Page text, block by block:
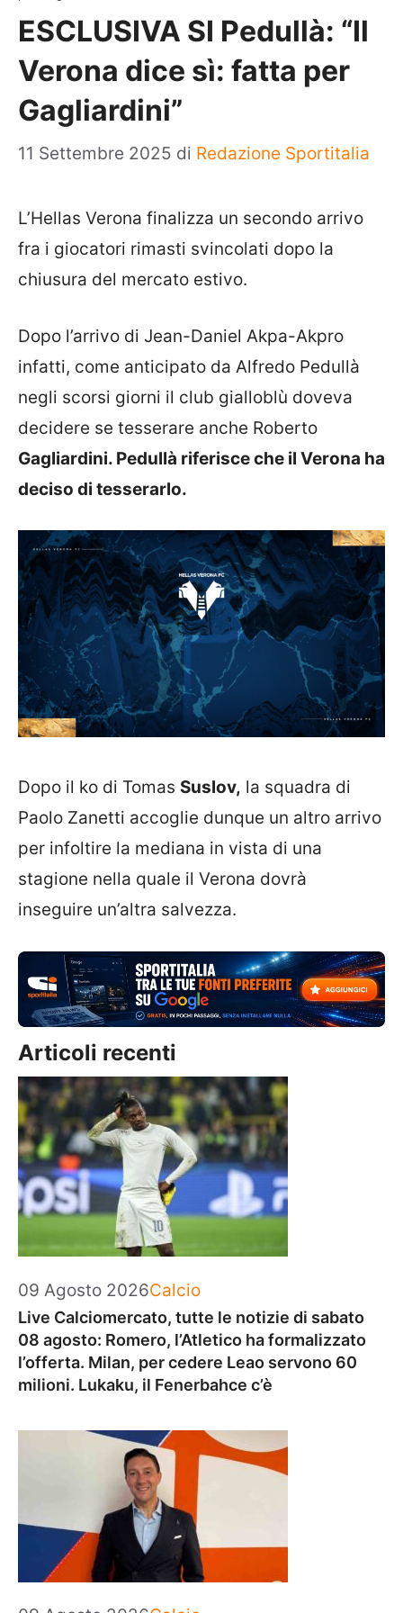
ESCLUSIVA SI Pedullà: “Il
Verona dice sì: fatta per
Gagliardini”
11 Settembre 2025 di Redazione Sportitalia
L’Hellas Verona finalizza un secondo arrivo
fra i giocatori rimasti svincolati dopo la
chiusura del mercato estivo.
Dopo l’arrivo di Jean-Daniel Akpa-Akpro
infatti, come anticipato da Alfredo Pedullà
negli scorsi giorni il club gialloblù doveva
decidere se tesserare anche Roberto
Gagliardini. Pedullà riferisce che il Verona ha
deciso di tesserarlo.
Dopo il ko di Tomas Suslov, la squadra di
Paolo Zanetti accoglie dunque un altro arrivo
per infoltire la mediana in vista di una
stagione nella quale il Verona dovrà
inseguire un’altra salvezza.
Articoli recenti
09 Agosto 2026Categorie
Calcio
Live Calciomercato, tutte le notizie di sabato
08 agosto: Romero, l’Atletico ha formalizzato
l’offerta. Milan, per cedere Leao servono 60
milioni. Lukaku, il Fenerbahce c’è